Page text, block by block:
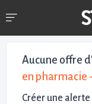
Aucune offre
en pharmacie
Créer une